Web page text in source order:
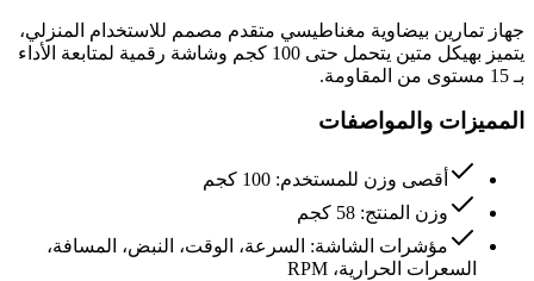
جهاز تمارين بيضاوية مغناطيسي متقدم مصمم للاستخدام المنزلي،
يتميز بهيكل متين يتحمل حتى 100 كجم وشاشة رقمية لمتابعة الأداء
بـ 15 مستوى من المقاومة.
المميزات والمواصفات
أقصى وزن للمستخدم: 100 كجم
وزن المنتج: 58 كجم
مؤشرات الشاشة: السرعة، الوقت، النبض، المسافة،
السعرات الحرارية، RPM